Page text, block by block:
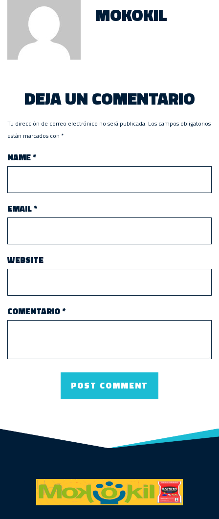
MOKOKIL
DEJA UN COMENTARIO
Tu dirección de correo electrónico no será publicada. Los campos obligatorios
están marcados con *
NAME*
EMAIL*
WEBSITE
COMENTARIO*